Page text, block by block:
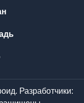
Разработчики: